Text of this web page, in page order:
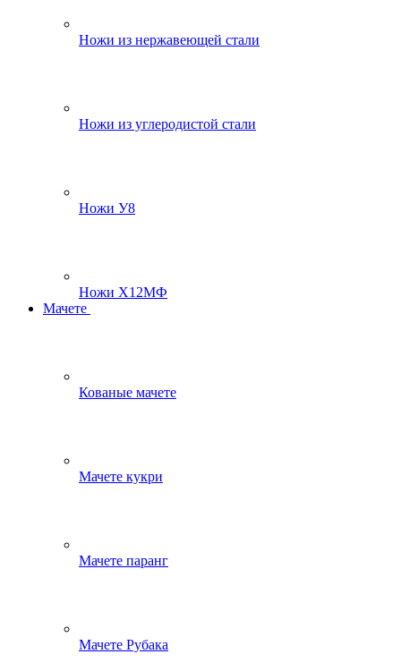
Ножи из нержавеющей стали
Ножи из углеродистой стали
Ножи У8
Ножи Х12МФ
Мачете
Кованые мачете
Мачете кукри
Мачете паранг
Мачете Рубака